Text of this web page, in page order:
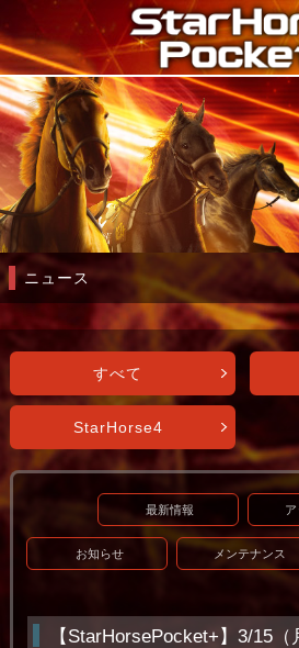
ニュース
すべて
StarHorse4
最新情報
お知らせ メンテナンス
【StarHorsePocket+】3/15